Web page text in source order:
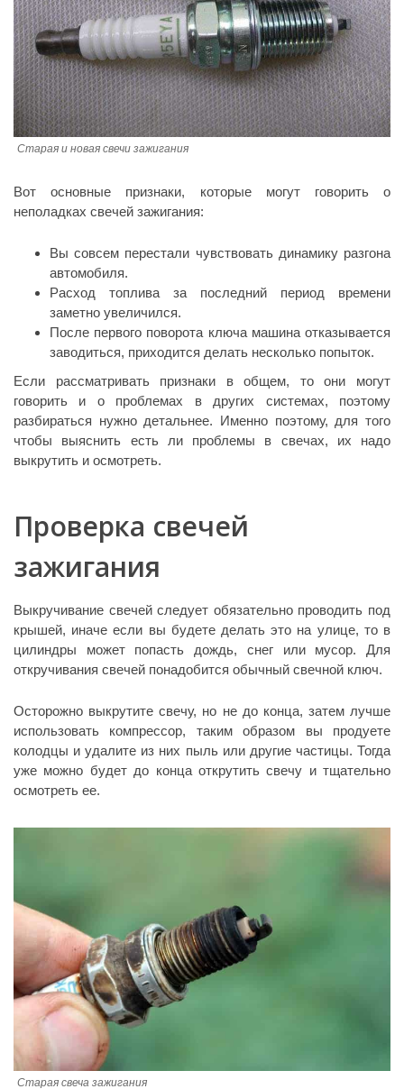
Старая и новая свечи зажигания
Вот основные признаки, которые могут говорить о
неполадках свечей зажигания:
Вы совсем перестали чувствовать динамику разгона
автомобиля.
Расход топлива за последний период времени
заметно увеличился.
После первого поворота ключа машина отказывается
заводиться, приходится делать несколько попыток.
Если рассматривать признаки в общем, то они могут
говорить и о проблемах в других системах, поэтому
разбираться нужно детальнее. Именно поэтому, для того
чтобы выяснить есть ли проблемы в свечах, их надо
выкрутить и осмотреть.
Проверка свечей
зажигания
Выкручивание свечей следует обязательно проводить под
крышей, иначе если вы будете делать это на улице, то в
цилиндры может попасть дождь, снег или мусор. Для
откручивания свечей понадобится обычный свечной ключ.
Осторожно выкрутите свечу, но не до конца, затем лучше
использовать компрессор, таким образом вы продуете
колодцы и удалите из них пыль или другие частицы. Тогда
уже можно будет до конца открутить свечу и тщательно
осмотреть ее.
Старая свеча зажигания